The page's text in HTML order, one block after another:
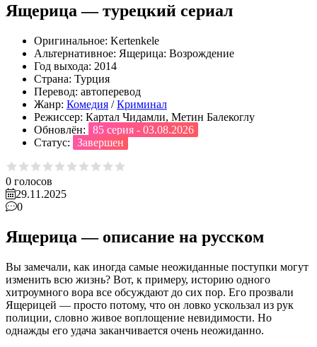
Ящерица — турецкий сериал
Оригинальное: Kertenkele
Альтернативное: Ящерица: Возрождение
Год выхода: 2014
Страна: Турция
Перевод: автоперевод
Жанр: Комедия /Криминал
Режиссер: Картал Чидамли, Метин Балекоглу
Обновлён:
85 серия - 03.08.2026
Статус:
Завершен
0 голосов
29.11.2025
0
Ящерица — описание на русском
Вы замечали, как иногда самые неожиданные поступки могут
изменить всю жизнь? Вот, к примеру, историю одного
хитроумного вора все обсуждают до сих пор. Его прозвали
Ящерицей — просто потому, что он ловко ускользал из рук
полиции, словно живое воплощение невидимости. Но
однажды его удача заканчивается очень неожиданно.